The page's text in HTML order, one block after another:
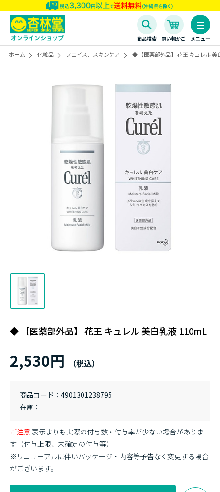
商品検索 買い物かご メニュー
ホーム 化粧品 フェイス、スキンケア ◆ 【医薬部外品】 花王 キュレル 美
◆ 【医薬部外品】 花王 キュレル 美白乳液 110mL
2,530円
商品コード
4901301238795
在庫
ご注意 表示よりも実際の付与数・付与率が少ない場合がありま
す（付与上限、未確定の付与等）
※リニューアルに伴いパッケージ・内容等予告なく変更する場合
がございます。